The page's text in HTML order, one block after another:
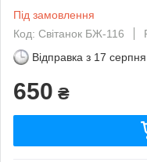
Під замовлення
Код: Світанок БЖ-116
Відправка з 17
650 ₴